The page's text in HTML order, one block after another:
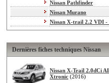
Nissan Pathfinder
Nissan Murano
Nissan X-trail 2.2 VDI -
Dernières fiches techniques Nissan
Nissan X-Trail 2.0dCi
Xtronic (2016)